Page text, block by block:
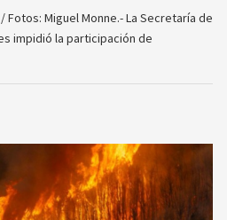
Fotos: Miguel Monne.- La Secretaría de
impidió la participación de